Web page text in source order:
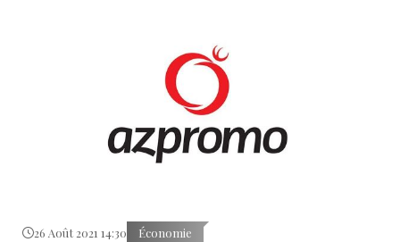
26 Août 2021 14:30 Économie